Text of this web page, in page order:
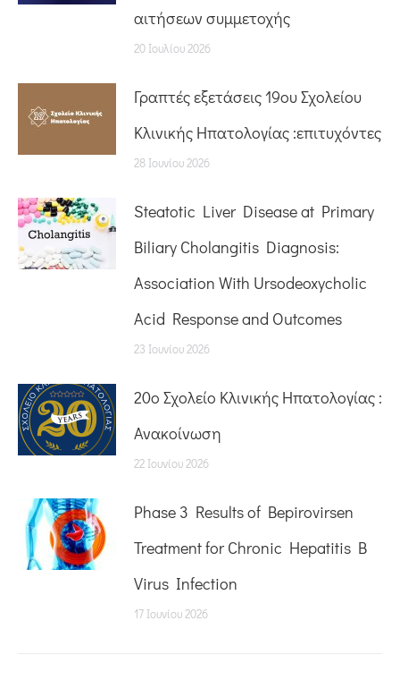
αιτήσεων συμμετοχής
20 Ιουλίου 2026
Γραπτές εξετάσεις 19ου Σχολείου
Κλινικής Ηπατολογίας :επιτυχόντες
28 Ιουνίου 2026
Steatotic Liver Disease at Primary
Biliary Cholangitis Diagnosis:
Association With Ursodeoxycholic
Acid Response and Outcomes
23 Ιουνίου 2026
20o Σχολείο Κλινικής Ηπατολογίας :
Ανακοίνωση
22 Ιουνίου 2026
Phase 3 Results of Bepirovirsen
Treatment for Chronic Hepatitis B
Virus Infection
17 Ιουνίου 2026